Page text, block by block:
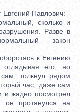
Павлович: -
сколько и
Разве в
закон
к Евгению
его; но
толкнул рядом
час, даже сам
и жадно посмотрел
он протянулся на